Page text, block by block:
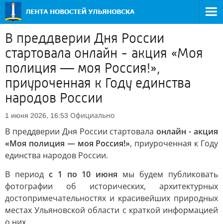
В преддверии Дня России
стартовала онлайн - акция «Моя
полиция — моя Россия!»,
приуроченная к Году единства
народов России
1 июня 2026, 16:53 Официально
В преддверии Дня России стартовалаонлайн - акция
«Моя полиция — моя Россия!», приуроченная к Году
единства народов России.
В периодс 1 по 10 июня мы будем публиковать
фотографии об исторических, архитектурных
достопримечательностях и красивейших природных
местах Ульяновской области с краткой информацией